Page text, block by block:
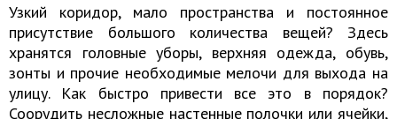
Узкий коридор, мало пространства и постоянное
присутствие большого количества вещей? Здесь
хранятся головные уборы, верхняя одежда, обувь,
зонты и прочие необходимые мелочи для выхода на
улицу. Как быстро привести все это в порядок?
Соорудить несложные настенные полочки или ячейки,